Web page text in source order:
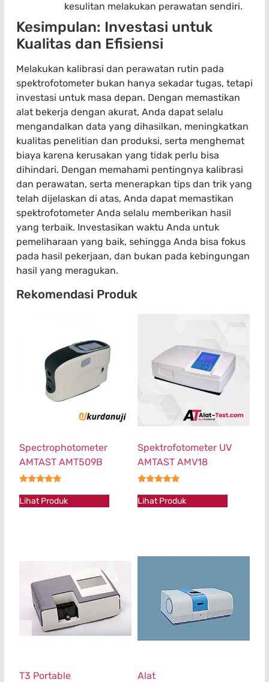
kesulitan melakukan perawatan sendiri.
Kesimpulan: Investasi untuk
Kualitas dan Efisiensi
Melakukan kalibrasi dan perawatan rutin pada
spektrofotometer bukan hanya sekadar tugas, tetapi
investasi untuk masa depan. Dengan memastikan
alat bekerja dengan akurat, Anda dapat selalu
mengandalkan data yang dihasilkan, meningkatkan
kualitas penelitian dan produksi, serta menghemat
biaya karena kerusakan yang tidak perlu bisa
dihindari. Dengan memahami pentingnya kalibrasi
dan perawatan, serta menerapkan tips dan trik yang
telah dijelaskan di atas, Anda dapat memastikan
spektrofotometer Anda selalu memberikan hasil
yang terbaik. Investasikan waktu Anda untuk
pemeliharaan yang baik, sehingga Anda bisa fokus
pada hasil pekerjaan, dan bukan pada kebingungan
hasil yang meragukan.
Rekomendasi Produk
Spectrophotometer
AMTAST AMT509B
Lihat Produk
Spektrofotometer UV
AMTAST AMV18
Lihat Produk
T3 Portable
Alat